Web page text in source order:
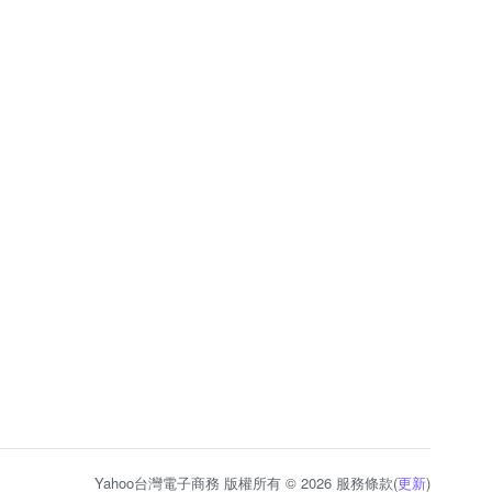
Yahoo台灣電子商務 版權所有 © 2026 服務條款(更新)